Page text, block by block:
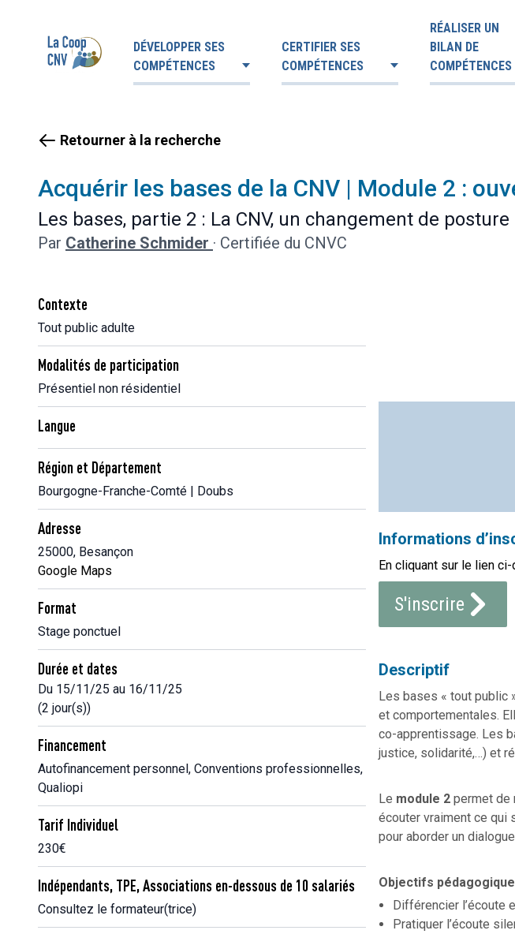
DÉVELOPPER SES
COMPÉTENCES
CERTIFIER SES
COMPÉTENCES
RÉALISER UN
BILAN DE
COMPÉTENCES
Retourner à la recherche
Acquérir les bases de la CNV | Module 2 :
Les bases, partie 2 : La CNV, un changement de
Par Catherine Schmider · Certifiée du CNVC
Contexte
Tout public adulte
Modalités de participation
Présentiel non résidentiel
Langue
Région et Département
Bourgogne-Franche-Comté | Doubs
Adresse
25000, Besançon
Google Maps
Format
Stage ponctuel
Durée et dates
Du 15/11/25 au 16/11/25
(2 jour(s))
Financement
Autofinancement personnel, Conventions professionnelles,
Qualiopi
Tarif Individuel
230€
Indépendants, TPE, Associations en-dessous de 10 salariés
Consultez le formateur(trice)
Informations
En cliquant sur le lien
S'inscrire
Descriptif
Les bases « tout public
et comportementales.
co-apprentissage. Les
justice, solidarité,…) et
Le module 2 permet de
écouter vraiment ce qui
pour aborder un
Objectifs
Différencier l’écoute
Pratiquer l’écoute